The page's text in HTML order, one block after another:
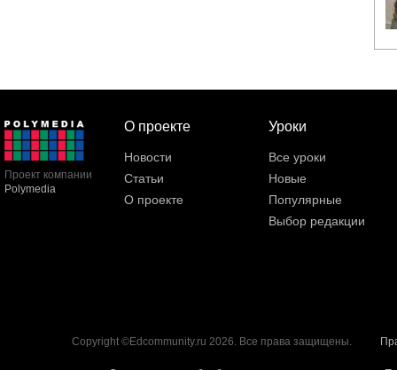
Проект компании
Polymedia
О проекте
Новости
Статьи
О проекте
Уроки
Все уроки
Новые
Популярные
Выбор редакции
Copyright ©Edcommunity.ru 2026. Все права защищены.